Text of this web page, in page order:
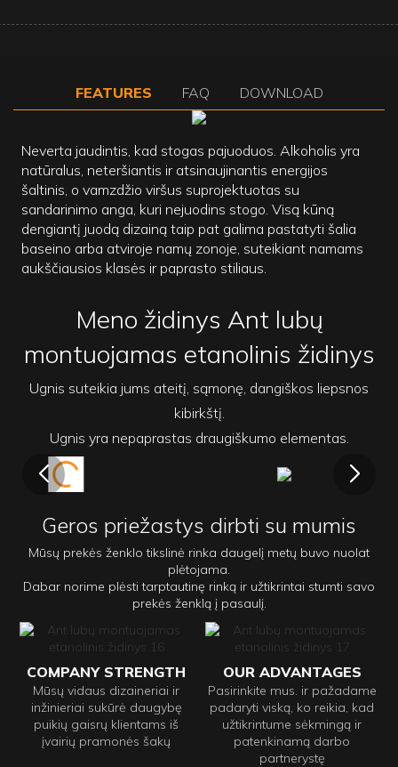
FEATURES FAQ DOWNLOAD
Neverta jaudintis, kad stogas pajuoduos. Alkoholis yra
natūralus, neteršiantis ir atsinaujinantis energijos
šaltinis, o vamzdžio viršus suprojektuotas su
sandarinimo anga, kuri nejuodins stogo. Visą kūną
dengiantį juodą dizainą taip pat galima pastatyti šalia
baseino arba atviroje namų zonoje, suteikiant namams
aukščiausios klasės ir paprasto stiliaus.
Meno židinys Ant lubų
montuojamas etanolinis židinys
Ugnis suteikia jums ateitį, sąmonę, dangiškos liepsnos
kibirkštį.
Ugnis yra nepaprastas draugiškumo elementas.
Geros priežastys dirbti su mumis
Mūsų prekės ženklo tikslinė rinka daugelį metų buvo nuolat
plėtojama.
Dabar norime plėsti tarptautinę rinką ir užtikrintai stumti savo
prekės ženklą į pasaulį.
COMPANY STRENGTH
Mūsų vidaus dizaineriai ir
inžinieriai sukūrė daugybę
puikių gaisrų klientams iš
įvairių pramonės šakų
OUR ADVANTAGES
Pasirinkite mus. ir pažadame
padaryti viską, ko reikia, kad
užtikrintume sėkmingą ir
patenkinamą darbo
partnerystę